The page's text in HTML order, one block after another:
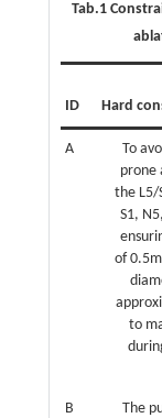
Tab.1
ID Hard
A
To
prone
the L5/
S1,
of
to
B
The